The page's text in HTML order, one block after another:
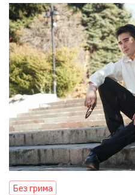
Без грима